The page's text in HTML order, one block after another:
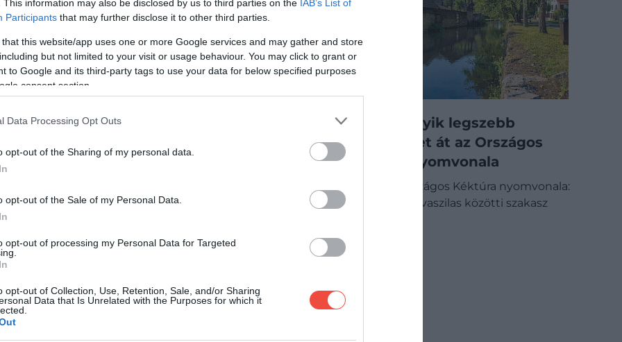
This information may also be disclosed by us to third parties on the IAB’s List of
Participants that may further disclose it to other third parties.
that this website/app uses one or more Google services and may gather and store
but not limited to your visit or usage behaviour. You may click to grant or
to Google and its third-party tags to use your data for below specified purposes
consent section.
Data Processing Opt Outs
opt-out of the Sharing of my personal data.
opt-out of the Sale of my Personal Data.
opt-out of processing my Personal Data for Targeted
opt-out of Collection, Use, Retention, Sale, and/or Sharing
Data that Is Unrelated with the Purposes for which it
utak feltérképezését.
Az ország egyik legszebb
völgyén vezet át az Országos
Kéktúra új nyomvonala
Módosult az Országos Kéktúra nyomvonala:
a Putnok és Bódvaszilas közötti szakasz
OUTDOOR